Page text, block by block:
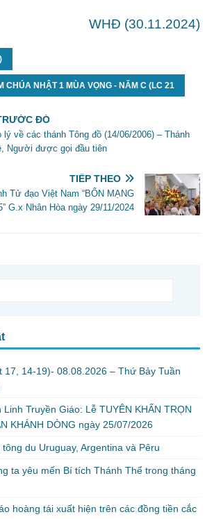
WHĐ (30.11.2024)
CHÚA NHẬT 1 MÙA VỌNG - NĂM C (LC 21
ĐÓ
lý về các thánh Tông đồ (14/06/2006) – Thánh
Người được gọi đầu tiên
TIẾP THEO
Tử đạo Việt Nam “BỔN MẠNG
G.x Nhân Hòa ngày 29/11/2024
17, 14-19)- 08.08.2026 – Thứ Bảy Tuần
Truyền Giáo: Lễ TUYÊN KHẤN TRỌN
KHÁNH DÒNG ngày 25/07/2026
du Uruguay, Argentina và Pêru
ta yêu mến Bí tích Thánh Thể trong tháng
hoàng tái xuất hiện trên các đồng tiền cắc